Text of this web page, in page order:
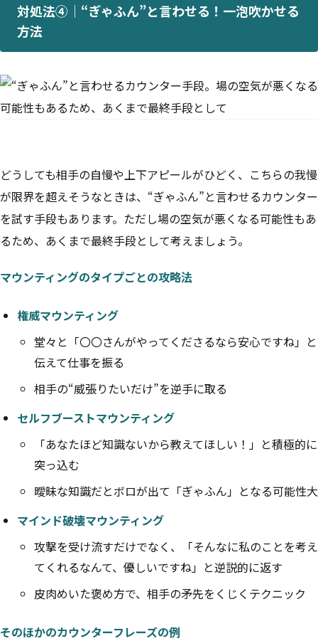
対処法④｜“ぎゃふん”と言わせる！一泡吹かせる
方法
どうしても相手の自慢や上下アピールがひどく、こちらの我慢
が限界を超えそうなときは、“ぎゃふん”と言わせるカウンター
を試す手段もあります。ただし場の空気が悪くなる可能性もあ
るため、あくまで最終手段として考えましょう。
マウンティングのタイプごとの攻略法
権威マウンティング
堂々と「〇〇さんがやってくださるなら安心ですね」と
伝えて仕事を振る
相手の“威張りたいだけ”を逆手に取る
セルフブーストマウンティング
「あなたほど知識ないから教えてほしい！」と積極的に
突っ込む
曖昧な知識だとボロが出て「ぎゃふん」となる可能性大
マインド破壊マウンティング
攻撃を受け流すだけでなく、「そんなに私のことを考え
てくれるなんて、優しいですね」と逆説的に返す
皮肉めいた褒め方で、相手の矛先をくじくテクニック
そのほかのカウンターフレーズの例